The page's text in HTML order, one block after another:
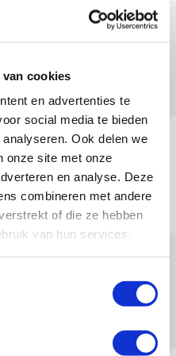
cookies
en advertenties te
social media te bieden
Ook delen we
onze site met onze
en analyse. Deze
combineren met andere
of die ze hebben
van hun services.
weten over PEC
formatie begin
Ajax 1? Dat